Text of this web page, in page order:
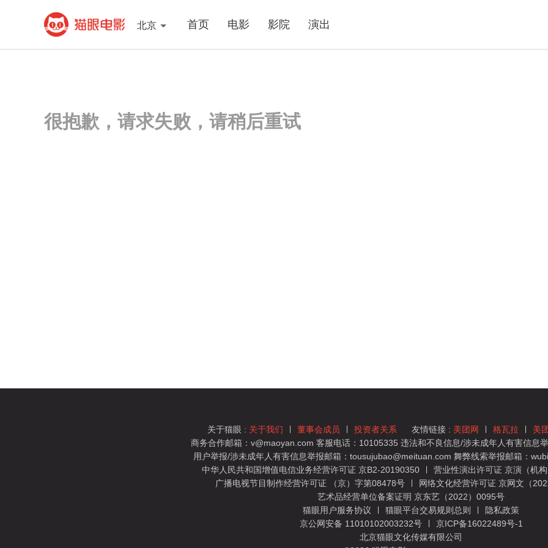
北京 首页 电影 影院 演出
很抱歉，请求失败，请稍后重试
关于猫眼 : 关于我们 董事会成员 投资者关系 友情链接 : 美团网 格瓦拉 美
商务合作邮箱：v@maoyan.com 客服电话：10105335 违法和不良信息/涉未成年人有害信息
用户举报/涉未成年人有害信息举报邮箱：tousujubao@meituan.com 舞弊线索举报邮箱：
中华人民共和国增值电信业务经营许可证 京B2-20190350
营业性演出许可证 京演（机
广播电视节目制作经营许可证 （京）字第08478号
网络文化经营许可证 京网文（
艺术品经营单位备案证明 京东艺（2022）0095号
猫眼用户服务协议
猫眼平台交易规则总则
隐私政策
京公网安备 11010102003232号
京ICP备16022489号-1
北京猫眼文化传媒有限公司